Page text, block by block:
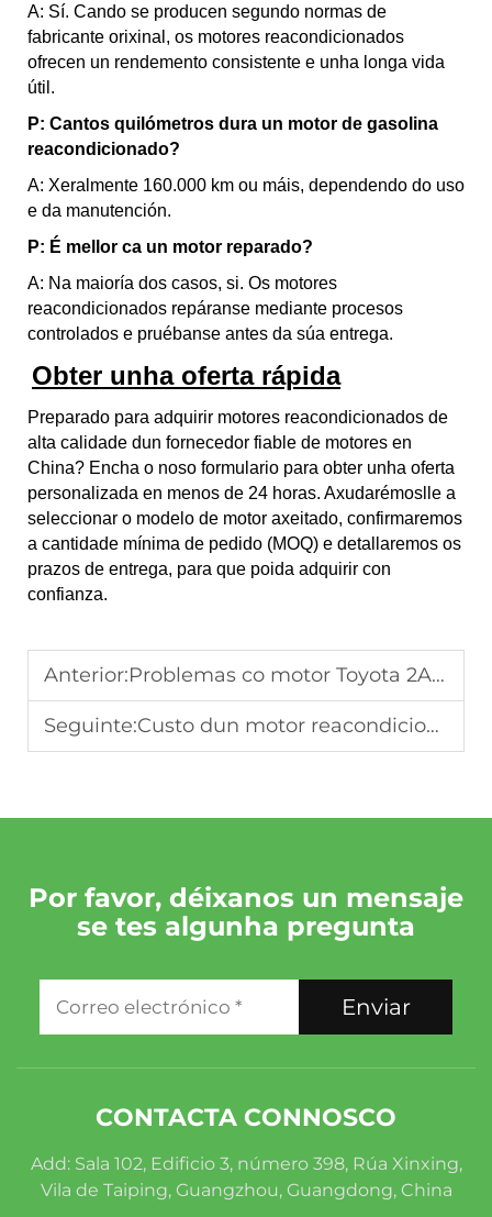
A: Sí. Cando se producen segundo normas de
fabricante orixinal, os motores reacondicionados
ofrecen un rendemento consistente e unha longa vida
útil.
P: Cantos quilómetros dura un motor de gasolina
reacondicionado?
A: Xeralmente 160.000 km ou máis, dependendo do uso
e da manutención.
P: É mellor ca un motor reparado?
A: Na maioría dos casos, si. Os motores
reacondicionados repáranse mediante procesos
controlados e pruébanse antes da súa entrega.
Obter unha oferta rápida
Preparado para adquirir motores reacondicionados de
alta calidade dun fornecedor fiable de motores en
China? Encha o noso formulario para obter unha oferta
personalizada en menos de 24 horas. Axudarémoslle a
seleccionar o modelo de motor axeitado, confirmaremos
a cantidade mínima de pedido (MOQ) e detallaremos os
prazos de entrega, para que poida adquirir con
confianza.
Anterior:Problemas co motor Toyota 2AZ (consumo excesivo de aceite, fallo dos parafusos da culata e solucións)
Seguinte:Custo dun motor reacondicionado: ¿Canto custa realmente en 2026?
Por favor, déixanos un mensaje
se tes algunha pregunta
Enviar
CONTACTA CONNOSCO
Add: Sala 102, Edificio 3, número 398, Rúa Xinxing,
Vila de Taiping, Guangzhou, Guangdong, China